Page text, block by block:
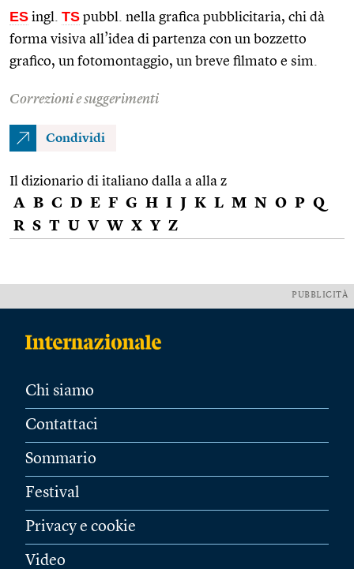
ES ingl. TS pubbl. nella grafica pubblicitaria, chi dà
forma visiva all’idea di partenza con un bozzetto
grafico, un fotomontaggio, un breve filmato e sim.
Correzioni e suggerimenti
Condividi
Il dizionario di italiano dalla a alla z
A B C D E F G H I J K L M N O P Q
R S T U V W X Y Z
PUBBLICITÀ
Chi siamo
Contattaci
Sommario
Festival
Privacy e cookie
Video